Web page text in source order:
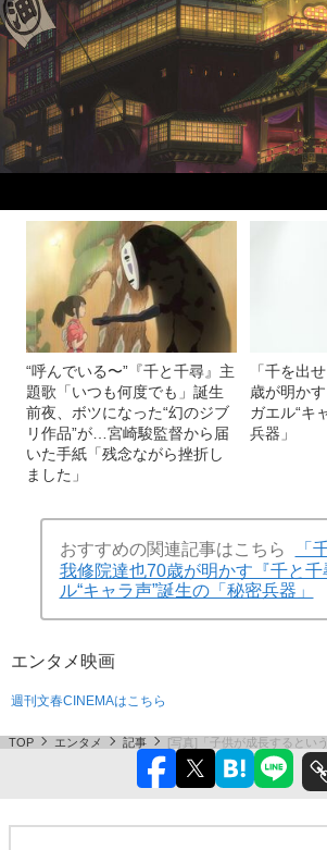
“呼んでいる〜”『千と千尋』主
題歌「いつも何度でも」誕生
前夜、ボツになった“幻のジブ
リ作品”が…宮崎駿監督から届
いた手紙「残念ながら挫折し
ました」
「千を出
歳が明か
ガエル“キ
兵器」
おすすめの関連記事はこちら
「
我修院達也70歳が明かす『千と
ル“キャラ声”誕生の「秘密兵器」
エンタメ 映画
週刊文春CINEMAはこちら
TOP エンタメ 記事 [写真]「子供が成長するとい